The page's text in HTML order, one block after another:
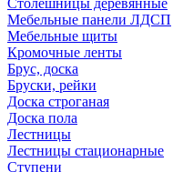
Столешницы деревянные
Мебельные панели ЛДСП
Мебельные щиты
Кромочные ленты
Брус, доска
Бруски, рейки
Доска строганая
Доска пола
Лестницы
Лестницы стационарные
Ступени